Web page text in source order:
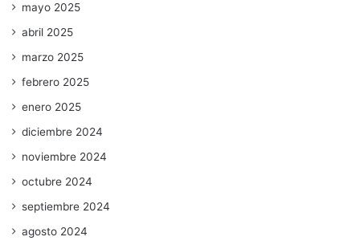
mayo 2025
abril 2025
marzo 2025
febrero 2025
enero 2025
diciembre 2024
noviembre 2024
octubre 2024
septiembre 2024
agosto 2024